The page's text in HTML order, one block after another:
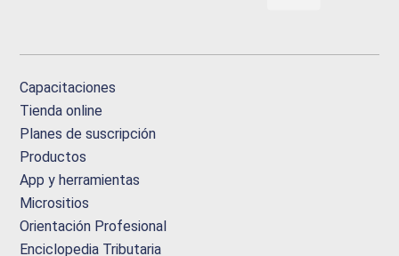
Capacitaciones
Tienda online
Planes de suscripción
Productos
App y herramientas
Micrositios
Orientación Profesional
Enciclopedia Tributaria